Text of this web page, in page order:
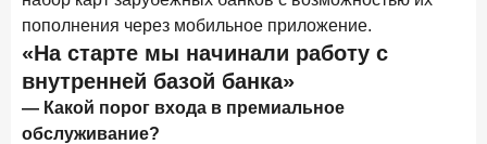
Итоги недели, наша трактовка основных событий
на банковском рынке
пополнения через мобильное приложение.
«На старте мы начинали работу с
внутренней базой банка»
— Какой порог входа в премиальное
обслуживание?